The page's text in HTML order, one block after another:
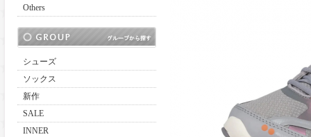
Others
シューズ
ソックス
新作
SALE
INNER